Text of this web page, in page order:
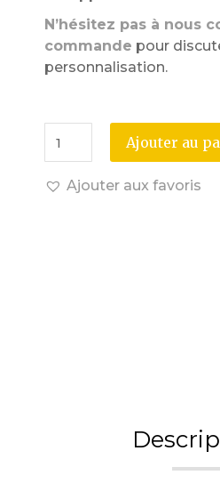
N’hésitez pas à nous
commande pour
personnalisation.
Ajouter au
Ajouter aux favoris